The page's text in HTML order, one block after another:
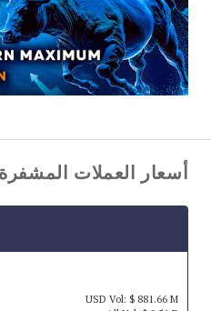
أسعار العملات المشفرة
USDVol: $ 881.66 M